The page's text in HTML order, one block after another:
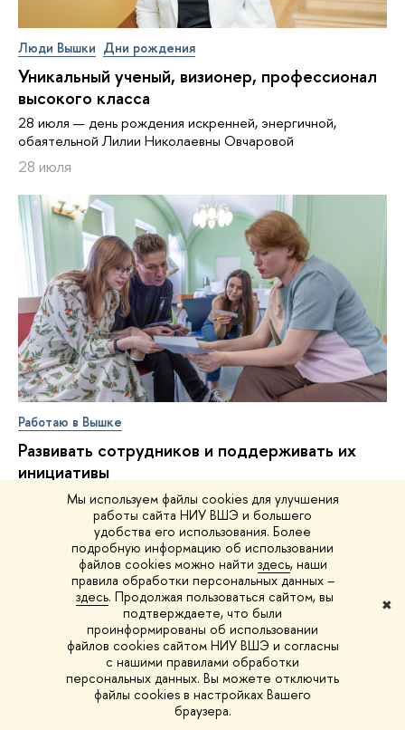
Мы используем файлы cookies для улучшения
работы сайта НИУ ВШЭ и большего
удобства его использования. Более
подробную информацию об использовании
файлов cookies можно найти здесь, наши
правила обработки персональных данных –
здесь. Продолжая пользоваться сайтом, вы
подтверждаете, что были
проинформированы об использовании
файлов cookies сайтом НИУ ВШЭ и согласны
с нашими правилами обработки
персональных данных. Вы можете отключить
файлы cookies в настройках Вашего
браузера.
✖
Люди Вышки Дни рождения
Уникальный ученый, визионер, про­фес­си­о­нал
высокого класса
28 июля — день рождения искренней, энергичной,
обаятельной Лилии Николаевны Овчаровой
28 июля
Работаю в Вышке
Развивать сотрудников и поддерживать их
инициативы
21 июля Корпоративная академия собрала друзей и
единомышленников в Профессорском клубе ВШЭ на